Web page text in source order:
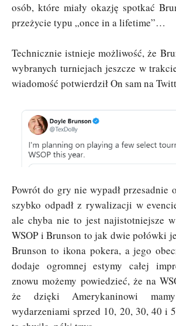
osób, które miały okazję spotkać
przeżycie typu „once in a lifetime”…
Technicznie istnieje możliwość, że
wybranych turniejach jeszcze w
wiadomość potwierdził On sam na
Powrót do gry nie wypadł przesadnie
szybko odpadł z rywalizacji w
ale chyba nie to jest najistotniejsze
WSOP i Brunson to jak dwie połówki
Brunson to ikona pokera, a jego
dodaje ogromnej estymy całej
znowu możemy powiedzieć, że na
że dzięki Amerykaninowi
wydarzeniami sprzed 10, 20, 30, 40 i